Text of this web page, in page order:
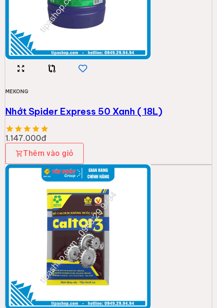
MEKONG
Nhớt Spider Express 50 Xanh ( 18L)
1.147.000đ
Thêm vào giỏ